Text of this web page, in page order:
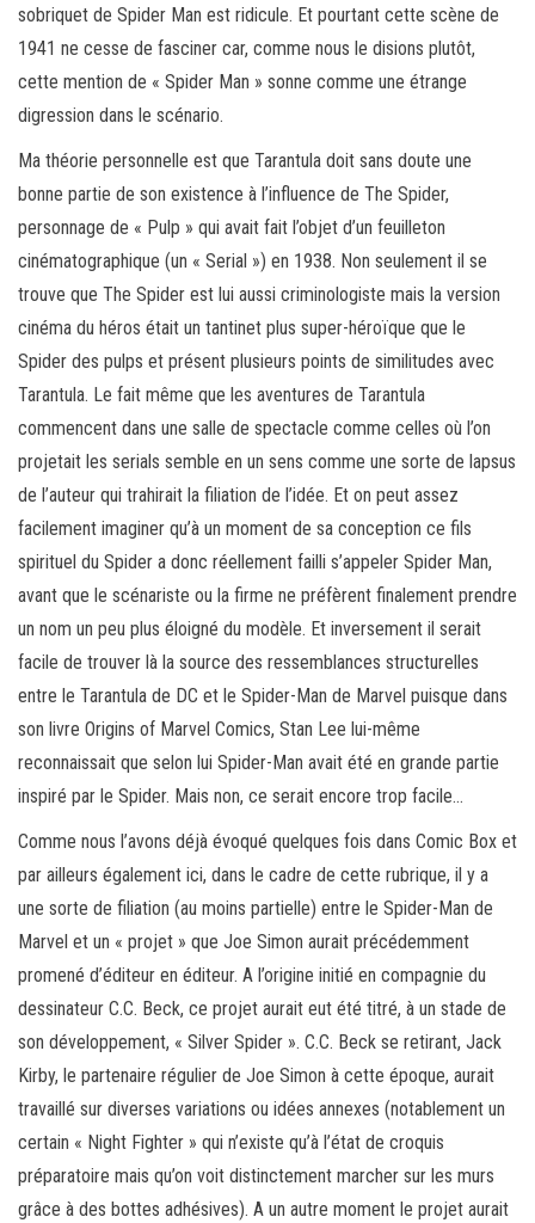
sobriquet de Spider Man est ridicule. Et pourtant cette scène de
1941 ne cesse de fasciner car, comme nous le disions plutôt,
cette mention de « Spider Man » sonne comme une étrange
digression dans le scénario.
Ma théorie personnelle est que Tarantula doit sans doute une
bonne partie de son existence à l’influence de The Spider,
personnage de « Pulp » qui avait fait l’objet d’un feuilleton
cinématographique (un « Serial ») en 1938. Non seulement il se
trouve que The Spider est lui aussi criminologiste mais la version
cinéma du héros était un tantinet plus super-héroïque que le
Spider des pulps et présent plusieurs points de similitudes avec
Tarantula. Le fait même que les aventures de Tarantula
commencent dans une salle de spectacle comme celles où l’on
projetait les serials semble en un sens comme une sorte de lapsus
de l’auteur qui trahirait la filiation de l’idée. Et on peut assez
facilement imaginer qu’à un moment de sa conception ce fils
spirituel du Spider a donc réellement failli s’appeler Spider Man,
avant que le scénariste ou la firme ne préfèrent finalement prendre
un nom un peu plus éloigné du modèle. Et inversement il serait
facile de trouver là la source des ressemblances structurelles
entre le Tarantula de DC et le Spider-Man de Marvel puisque dans
son livre Origins of Marvel Comics, Stan Lee lui-même
reconnaissait que selon lui Spider-Man avait été en grande partie
inspiré par le Spider. Mais non, ce serait encore trop facile…
Comme nous l’avons déjà évoqué quelques fois dans Comic Box et
par ailleurs également ici, dans le cadre de cette rubrique, il y a
une sorte de filiation (au moins partielle) entre le Spider-Man de
Marvel et un « projet » que Joe Simon aurait précédemment
promené d’éditeur en éditeur. A l’origine initié en compagnie du
dessinateur C.C. Beck, ce projet aurait eut été titré, à un stade de
son développement, « Silver Spider ». C.C. Beck se retirant, Jack
Kirby, le partenaire régulier de Joe Simon à cette époque, aurait
travaillé sur diverses variations ou idées annexes (notablement un
certain « Night Fighter » qui n’existe qu’à l’état de croquis
préparatoire mais qu’on voit distinctement marcher sur les murs
grâce à des bottes adhésives). A un autre moment le projet aurait